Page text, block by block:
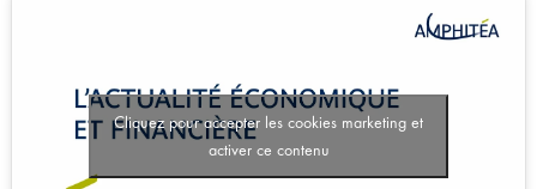
Cliquez pour accepter les cookies marketing et
activer ce contenu